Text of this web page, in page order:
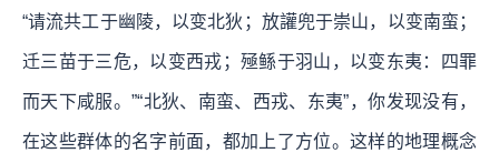
“请流共工于幽陵，以变北狄；放讙兜于崇山，以变南蛮；
迁三苗于三危，以变西戎；殛鲧于羽山，以变东夷：四罪
而天下咸服。”“北狄、南蛮、西戎、东夷”，你发现没有，
在这些群体的名字前面，都加上了方位。这样的地理概念